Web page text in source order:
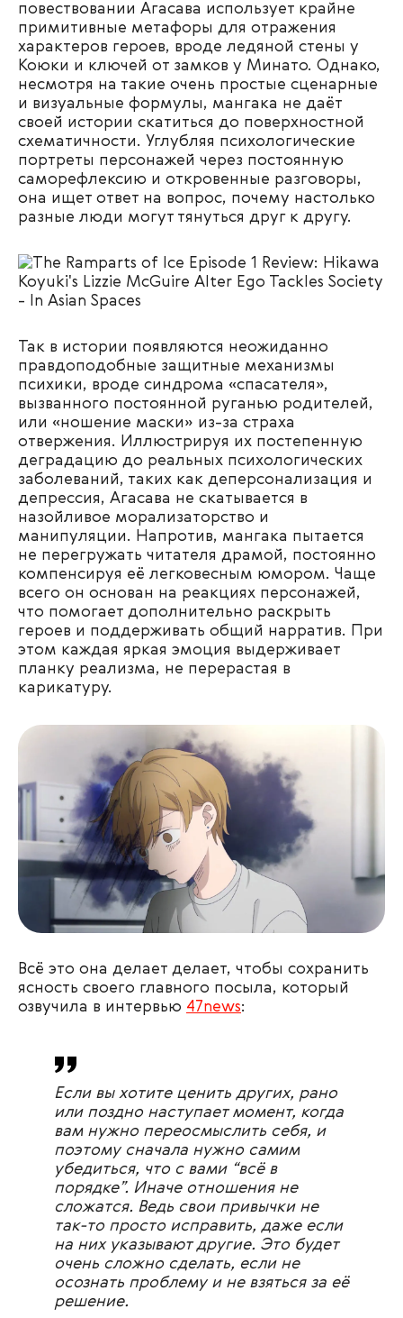
повествовании Агасава использует крайне
примитивные метафоры для отражения
характеров героев, вроде ледяной стены у
Коюки и ключей от замков у Минато. Однако,
несмотря на такие очень простые сценарные
и визуальные формулы, мангака не даёт
своей истории скатиться до поверхностной
схематичности. Углубляя психологические
портреты персонажей через постоянную
саморефлексию и откровенные разговоры,
она ищет ответ на вопрос, почему настолько
разные люди могут тянуться друг к другу.
Так в истории появляются неожиданно
правдоподобные защитные механизмы
психики, вроде синдрома «спасателя»,
вызванного постоянной руганью родителей,
или «ношение маски» из-за страха
отвержения. Иллюстрируя их постепенную
деградацию до реальных психологических
заболеваний, таких как деперсонализация и
депрессия, Агасава не скатывается в
назойливое морализаторство и
манипуляции. Напротив, мангака пытается
не перегружать читателя драмой, постоянно
компенсируя её легковесным юмором. Чаще
всего он основан на реакциях персонажей,
что помогает дополнительно раскрыть
героев и поддерживать общий нарратив. При
этом каждая яркая эмоция выдерживает
планку реализма, не перерастая в
карикатуру.
Всё это она делает делает, чтобы сохранить
ясность своего главного посыла, который
озвучила в интервью 47news:
Если вы хотите ценить других, рано
или поздно наступает момент, когда
вам нужно переосмыслить себя, и
поэтому сначала нужно самим
убедиться, что с вами “всё в
порядке”. Иначе отношения не
сложатся. Ведь свои привычки не
так-то просто исправить, даже если
на них указывают другие. Это будет
очень сложно сделать, если не
осознать проблему и не взяться за её
решение.